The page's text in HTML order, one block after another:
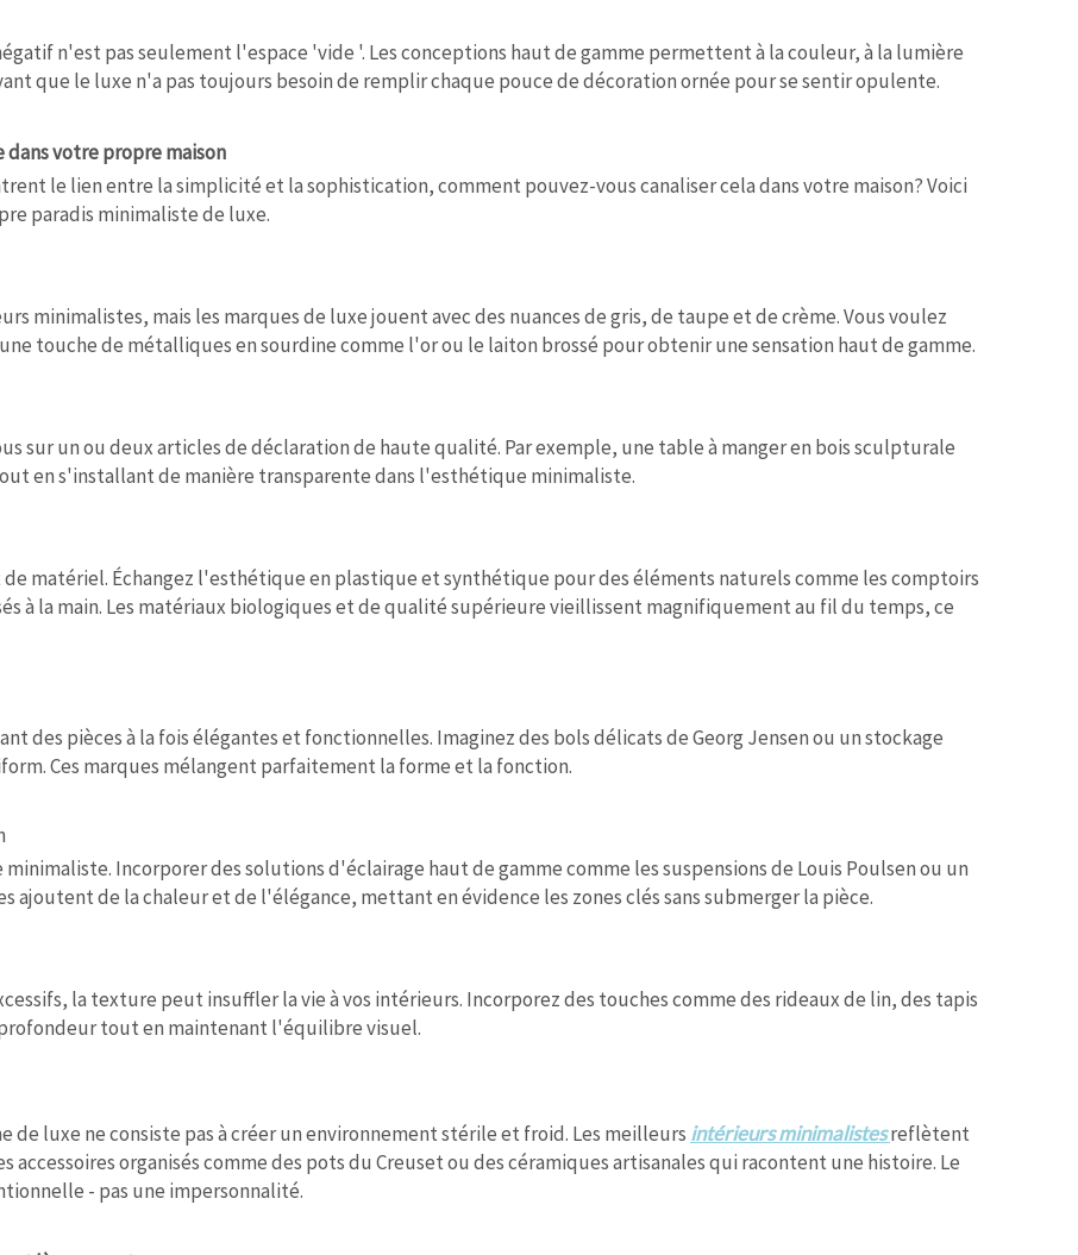
n'est pas seulement l'espace 'vide '. Les conceptions haut de gamme permettent à la couleur, à la lumière
que le luxe n'a pas toujours besoin de remplir chaque pouce de décoration ornée pour se sentir opulente.
votre propre maison
le lien entre la simplicité et la sophistication, comment pouvez-vous canaliser cela dans votre maison? Voici
paradis minimaliste de luxe.
minimalistes, mais les marques de luxe jouent avec des nuances de gris, de taupe et de crème. Vous voulez
touche de métalliques en sourdine comme l'or ou le laiton brossé pour obtenir une sensation haut de gamme.
sur un ou deux articles de déclaration de haute qualité. Par exemple, une table à manger en bois sculpturale
en s'installant de manière transparente dans l'esthétique minimaliste.
matériel. Échangez l'esthétique en plastique et synthétique pour des éléments naturels comme les comptoirs
à la main. Les matériaux biologiques et de qualité supérieure vieillissent magnifiquement au fil du temps, ce
des pièces à la fois élégantes et fonctionnelles. Imaginez des bols délicats de Georg Jensen ou un stockage
Ces marques mélangent parfaitement la forme et la fonction.
Incorporer des solutions d'éclairage haut de gamme comme les suspensions de Louis Poulsen ou un
ajoutent de la chaleur et de l'élégance, mettant en évidence les zones clés sans submerger la pièce.
la texture peut insuffler la vie à vos intérieurs. Incorporez des touches comme des rideaux de lin, des tapis
tout en maintenant l'équilibre visuel.
luxe ne consiste pas à créer un environnement stérile et froid. Les meilleurs intérieurs minimalistesreflètent
accessoires organisés comme des pots du Creuset ou des céramiques artisanales qui racontent une histoire. Le
- pas une impersonnalité.